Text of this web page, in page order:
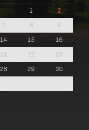
1
2
7 8
9
14 15
16
21 22
23
28 29
30